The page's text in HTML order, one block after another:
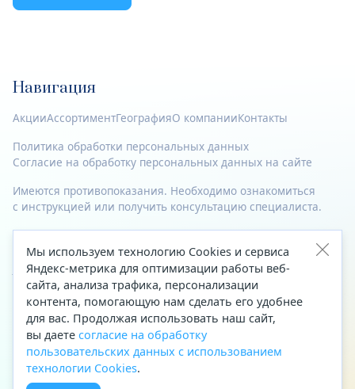
Навигация
АкцииАссортиментГеографияО компанииКонтакты
Политика обработки персональных данных
Согласие на обработку персональных данных на сайте
Имеются противопоказания. Необходимо ознакомиться
с инструкцией или получить консультацию специалиста.
© 2023—2026 Все права защищены.
Адрес
Архангельск, ул. Папанина, д. 19 (вход в здание со стороны
автоцентра «Тойота»)
Приемная Генерального директора
Телефон
+7 (8182) 63-60-31
Факс
+7 (8182) 68-66-71
Мы используем технологию Cookies и сервиса
Яндекс-метрика для оптимизации работы веб-
сайта, анализа трафика, персонализации
контента, помогающую нам сделать его удобнее
для вас. Продолжая использовать наш сайт,
вы даете согласие на обработку
пользовательских данных с использованием
технологии Cookies.